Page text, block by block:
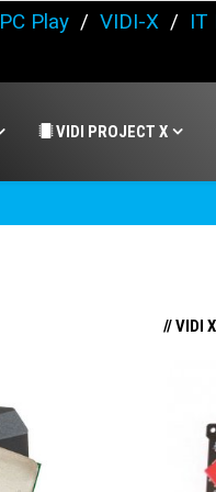
PC Play / VIDI-X / IT
VIDI PROJECT X
// VIDI